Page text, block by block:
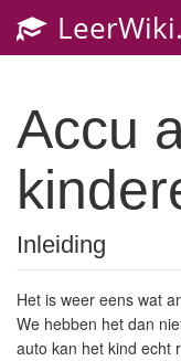
Accu
Inleiding
Het is weer eens wat
We hebben het dan
auto kan het kind echt